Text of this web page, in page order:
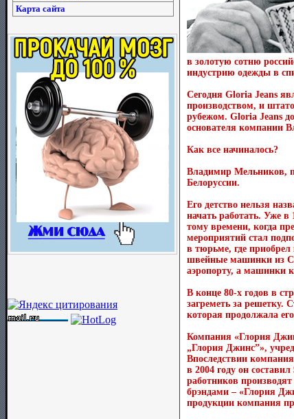
Карта сайта
в золотую сотню
индустрию одежды в
Сегодня Gloria Jeans
производством, и
рубежом. Gloria Jeans
основателя компании
Как все начиналось?
Владимир Мельников,
Белоруссии.
Его детство нельзя
начать работать. Уже
тому времени, когда
мероприятий стал
в тюрьме, где приобрел
швейные машинки из
аэропорту, а машинки
В конце 80-х годов в
загреметь за решетку.
которая продолжала
Компания «Глория
„Глория Джинс”»,
Впоследствии
в 2004 году он
работников
брэндами – «Глория
продукции компания